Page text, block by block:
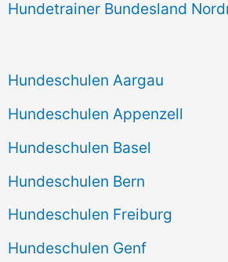
Hundetrainer Bundesland
Hundeschulen Aargau
Hundeschulen Appenzell
Hundeschulen Basel
Hundeschulen Bern
Hundeschulen Freiburg
Hundeschulen Genf